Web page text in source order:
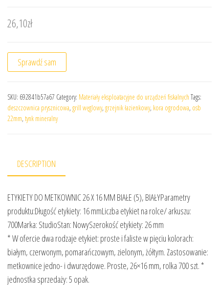
26,10zł
Sprawdź sam
SKU: 692841b57a67 Category: Materiały eksploatacyjne do urządzeń fiskalnych Tags:
deszczownica prysznicowa, grill węglowy, grzejnik łazienkowy, kora ogrodowa, osb
22mm, tynk mineralny
DESCRIPTION
ETYKIETY DO METKOWNIC 26 X 16 MM BIAŁE (5), BIAŁYParametry
produktu:Długość etykiety: 16 mmLiczba etykiet na rolce/ arkuszu:
700Marka: StudioStan: NowySzerokość etykiety: 26 mm
* W ofercie dwa rodzaje etykiet: proste i faliste w pięciu kolorach:
białym, czerwonym, pomarańczowym, zielonym, żółtym. Zastosowanie:
metkownice jedno- i dwurzędowe. Proste, 26×16 mm, rolka 700 szt. *
jednostka sprzedaży: 5 opak.